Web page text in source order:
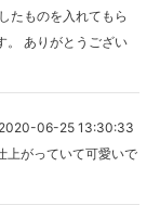
たものを入れてもら
。 ありがとうござい
2020-06-25 13:30:33
上がっていて可愛いで